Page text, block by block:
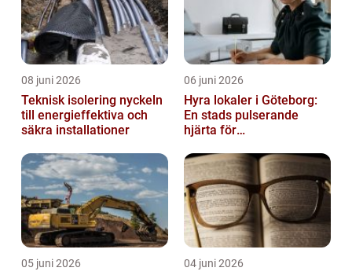
08 juni 2026
Teknisk isolering nyckeln
till energieffektiva och
säkra installationer
06 juni 2026
Hyra lokaler i Göteborg:
En stads pulserande
hjärta för
05 juni 2026 04 juni 2026